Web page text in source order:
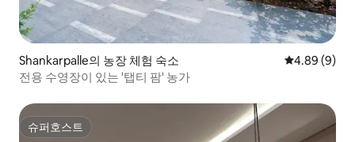
Shankarpalle의 농장 체험 숙소 평점 4.89점
4.89 (9)
전용 수영장이 있는 '탭티 팜' 농가
슈퍼호스트
슈퍼호스트